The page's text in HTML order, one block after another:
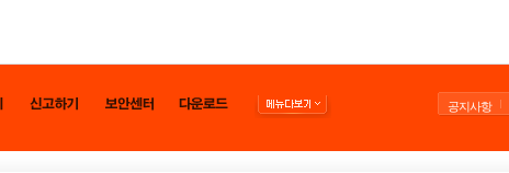
공지사항